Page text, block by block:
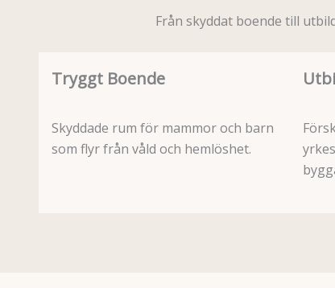
Från skyddat boende till
Tryggt Boende
Skyddade rum för mammor och barn
som flyr från våld och hemlöshet.